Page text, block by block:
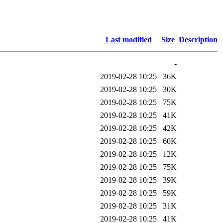
Last modified Size Description
-
2019-02-28 10:25
36K
2019-02-28 10:25
30K
2019-02-28 10:25
75K
2019-02-28 10:25
41K
2019-02-28 10:25
42K
2019-02-28 10:25
60K
2019-02-28 10:25
12K
2019-02-28 10:25
75K
2019-02-28 10:25
39K
2019-02-28 10:25
59K
2019-02-28 10:25
31K
2019-02-28 10:25
41K